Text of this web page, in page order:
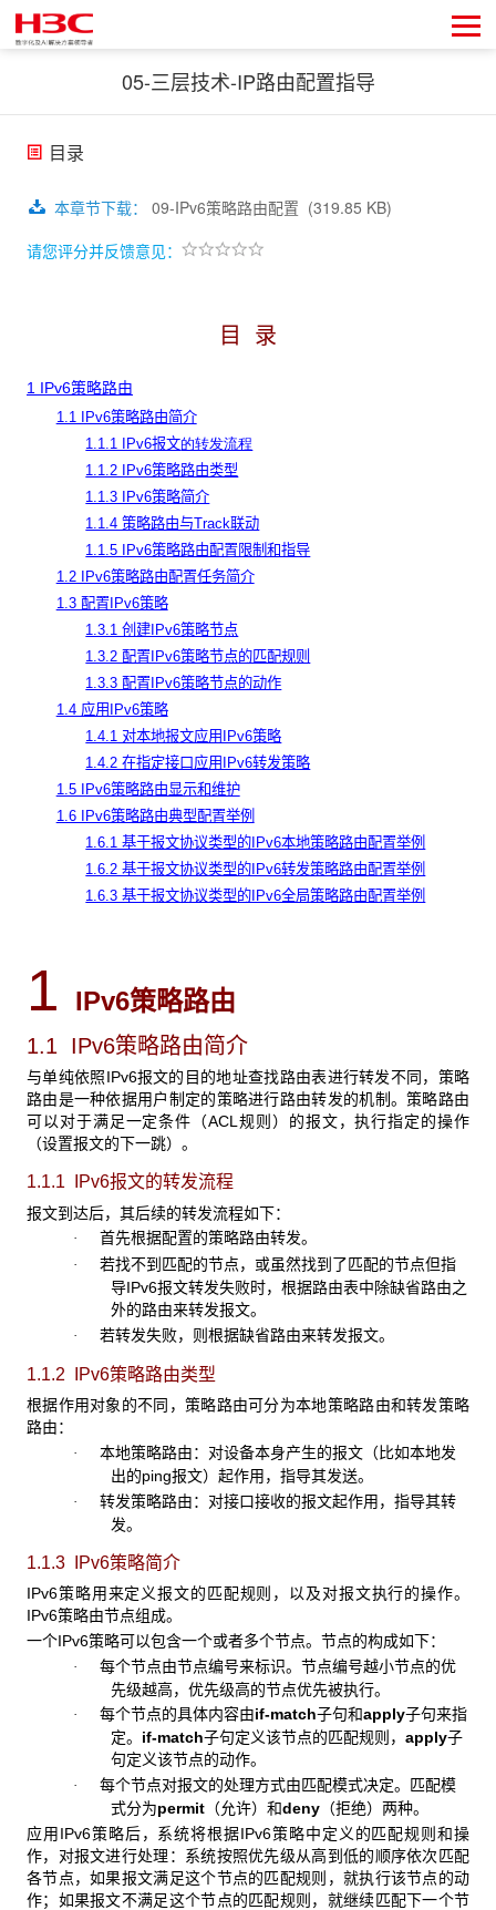
05-三层技术-IP路由配置指导
目录
本章节下载： 09-IPv6策略路由配置 (319.85 KB)
请您评分并反馈意见：
目 录
1 IPv6策略路由
1.1 IPv6策略路由简介
1.1.1 IPv6报文的转发流程
1.1.2 IPv6策略路由类型
1.1.3 IPv6策略简介
1.1.4 策略路由与Track联动
1.1.5 IPv6策略路由配置限制和指导
1.2 IPv6策略路由配置任务简介
1.3 配置IPv6策略
1.3.1 创建IPv6策略节点
1.3.2 配置IPv6策略节点的匹配规则
1.3.3 配置IPv6策略节点的动作
1.4 应用IPv6策略
1.4.1 对本地报文应用IPv6策略
1.4.2 在指定接口应用IPv6转发策略
1.5 IPv6策略路由显示和维护
1.6 IPv6策略路由典型配置举例
1.6.1 基于报文协议类型的IPv6本地策略路由配置举例
1.6.2 基于报文协议类型的IPv6转发策略路由配置举例
1.6.3 基于报文协议类型的IPv6全局策略路由配置举例
1 IPv6策略路由
1.1 IPv6策略路由简介
与单纯依照IPv6报文的目的地址查找路由表进行转发不同，策略
路由是一种依据用户制定的策略进行路由转发的机制。策略路由
可以对于满足一定条件（ACL规则）的报文，执行指定的操作
（设置报文的下一跳）。
1.1.1 IPv6报文的转发流程
报文到达后，其后续的转发流程如下：
· 首先根据配置的策略路由转发。
· 若找不到匹配的节点，或虽然找到了匹配的节点但指
导IPv6报文转发失败时，根据路由表中除缺省路由之
外的路由来转发报文。
· 若转发失败，则根据缺省路由来转发报文。
1.1.2 IPv6策略路由类型
根据作用对象的不同，策略路由可分为本地策略路由和转发策略
路由：
· 本地策略路由：对设备本身产生的报文（比如本地发
出的ping报文）起作用，指导其发送。
· 转发策略路由：对接口接收的报文起作用，指导其转
发。
1.1.3 IPv6策略简介
IPv6策略用来定义报文的匹配规则，以及对报文执行的操作。
IPv6策略由节点组成。
一个IPv6策略可以包含一个或者多个节点。节点的构成如下：
· 每个节点由节点编号来标识。节点编号越小节点的优
先级越高，优先级高的节点优先被执行。
· 每个节点的具体内容由if-match子句和apply子句来指
定。 if-match子句定义该节点的匹配规则， apply子
句定义该节点的动作。
· 每个节点对报文的处理方式由匹配模式决定。匹配模
式分为permit（允许）和deny（拒绝）两种。
应用IPv6策略后，系统将根据IPv6策略中定义的匹配规则和操
作，对报文进行处理：系统按照优先级从高到低的顺序依次匹配
各节点，如果报文满足这个节点的匹配规则，就执行该节点的动
作；如果报文不满足这个节点的匹配规则，就继续匹配下一个节